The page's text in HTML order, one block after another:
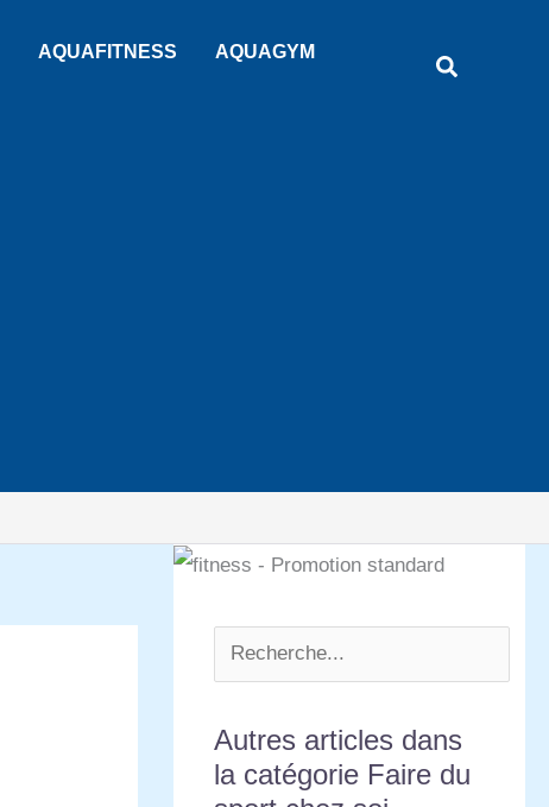
AQUAFITNESS
AQUAGYM
Autres articles dans
la catégorie Faire du